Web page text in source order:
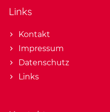
Links
Kontakt
Impressum
Datenschutz
Links